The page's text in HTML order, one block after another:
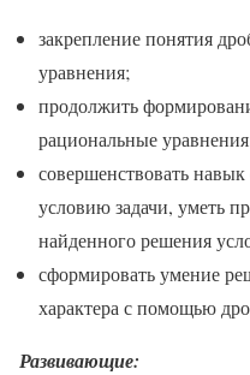
закрепление понятия
уравнения;
продолжить
рациональные
совершенствовать
условию задачи, уметь
найденного решения
сформировать умение
характера с помощью
Развивающие: